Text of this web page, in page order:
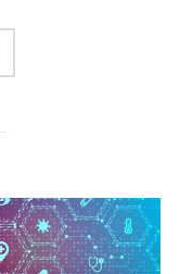
VIDEO: ONLINE-